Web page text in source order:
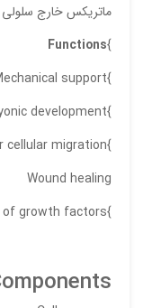
ماتریکس خارج سلولی
}
Functions
}Mechanical support
}Embryonic development
}Pathways for cellular migration
Wound healing
}Management of growth factors